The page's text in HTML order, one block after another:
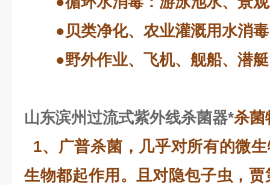
●贝类净化、农业灌溉用水消毒
●野外作业、飞机、舰船、潜艇
山东滨州过流式紫外线杀菌器*杀菌
1、广普杀菌，几乎对所有的微
生物都起作用。且对隐包子虫，